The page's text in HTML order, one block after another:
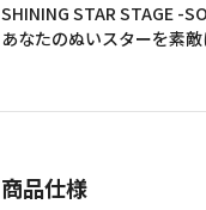
SHINING STAR STAGE -
あなたのぬいスターを素
商品仕様